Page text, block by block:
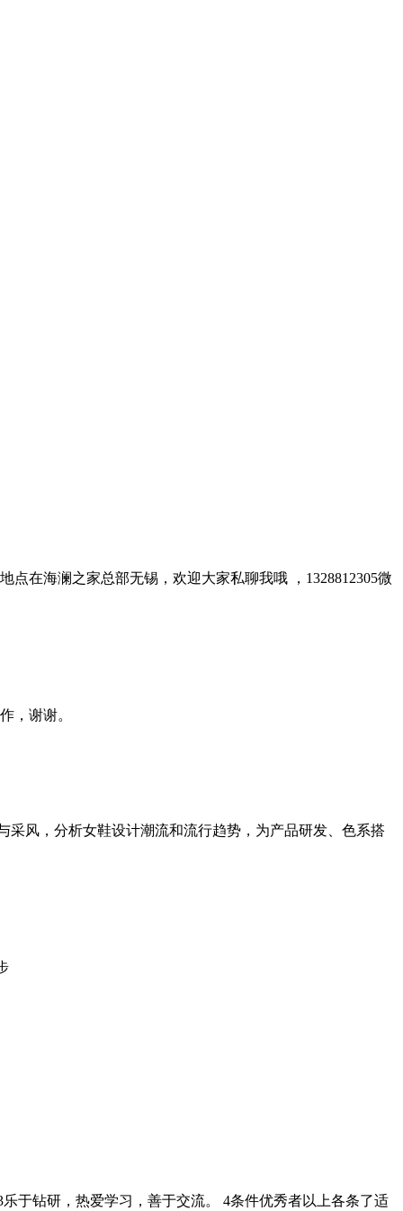
在海澜之家总部无锡，欢迎大家私聊我哦 ，1328812305微
，谢谢。
风，分析女鞋设计潮流和流行趋势，为产品研发、色系搭
于钻研，热爱学习，善于交流。 4条件优秀者以上各条了适